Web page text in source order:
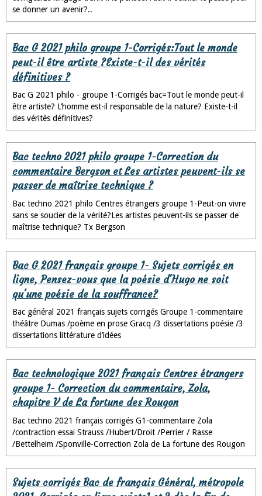
se donner un avenir?..
Bac G 2021 philo groupe 1-Corrigés:Tout le monde
peut-il être artiste ?Existe-t-il des vérités
définitives ?
Bac G 2021 philo - groupe 1-Corrigés bac=Tout le monde peut-il
être artiste? L’homme est-il responsable de la nature? Existe-t-il
des vérités définitives?
Bac techno 2021 philo groupe 1-Correction du
commentaire Bergson et Les artistes peuvent-ils se
passer de maîtrise technique ?
Bac techno 2021 philo Centres étrangers groupe 1-Peut-on vivre
sans se soucier de la vérité?Les artistes peuvent-ils se passer de
maîtrise technique? Tx Bergson
Bac G 2021 français groupe 1- Sujets corrigés en
ligne, Pensez-vous que la poésie d'Hugo ne soit
qu'une poésie de la souffrance?
Bac général 2021 français sujets corrigés Groupe 1-commentaire
théâtre Dumas /poème en prose Gracq /3 dissertations poésie /3
dissertations littérature d’idées
Bac technologique 2021 français Centres étrangers
groupe 1- Correction du commentaire, Zola,
chapitre V de La fortune des Rougon
Bac techno 2021 français corrigés G1-commentaire Zola
/contraction essai Strauss /Hubert/Droit /Perrier / Rasse
/Bettelheim /Sponville-Correction Zola de La fortune des Rougon
Sujets corrigés Bac de français Général, métropole